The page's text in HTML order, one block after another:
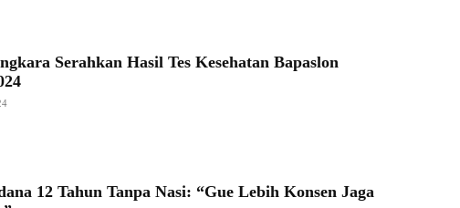
Serahkan Hasil Tes Kesehatan Bapaslon
12 Tahun Tanpa Nasi: “Gue Lebih Konsen Jaga